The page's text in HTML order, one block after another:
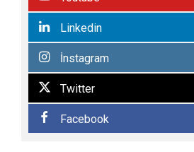
Linkedin
İnstagram
Twitter
Facebook